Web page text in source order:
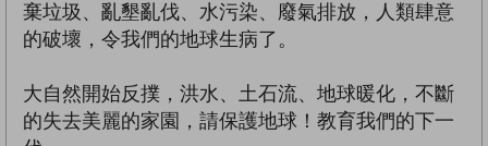
棄垃圾、亂墾亂伐、水污染、廢氣排放，人類肆意
的破壞，令我們的地球生病了。
大自然開始反撲，洪水、土石流、地球暖化，不斷
的失去美麗的家園，請保護地球！教育我們的下一